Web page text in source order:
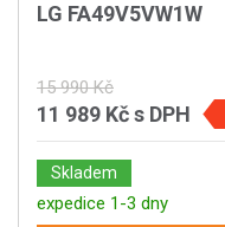
LG FA49V5VW1W
15 990 Kč
11 989 Kčs DPH
Skladem
expedice 1-3 dny